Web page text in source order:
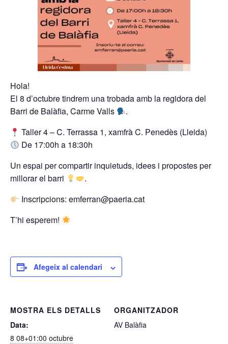
Hola!
El 8 d’octubre tindrem una trobada amb la regidora del
Barri de Balàfia, Carme Valls
.
Taller 4 – C. Terrassa 1, xamfrà C. Penedès (Lleida)
De 17:00h a 18:30h
Un espai per compartir inquietuds, idees i propostes per
millorar el barri
.
Inscripcions: emferran@paeria.cat
T’hi esperem!
Afegeix al calendari
MOSTRA ELS DETALLS
Data:
8 08+01:00 octubre
ORGANITZADOR
AV Balàfia